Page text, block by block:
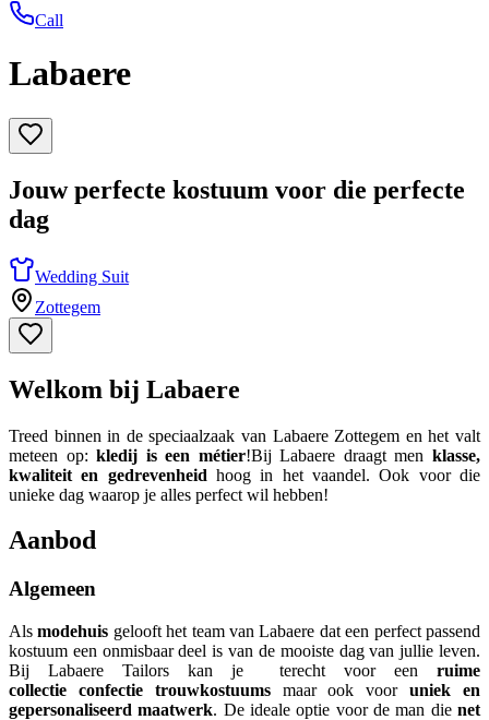
Call
Labaere
Jouw perfecte kostuum voor die perfecte
dag
Wedding Suit
Zottegem
Welkom bij Labaere
Treed binnen in de speciaalzaak van Labaere Zottegem en het valt
meteen op:kledij is een métier!Bij Labaere draagt menklasse,
kwaliteit en gedrevenheid hoog in het vaandel. Ook voor die
unieke dag waarop je alles perfect wil hebben!
Aanbod
Algemeen
Alsmodehuis gelooft het team van Labaere dat een perfect passend
kostuum een onmisbaar deel is van de mooiste dag van jullie leven.
Bij Labaere Tailors kan je terecht voor een ruime
collectie
confectie trouwkostuumsmaar ook vooruniek en
gepersonaliseerd maatwerk. De ideale optie voor de man dienet